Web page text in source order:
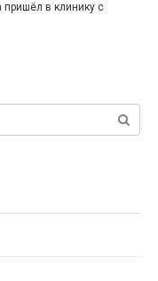
пришёл в клинику с